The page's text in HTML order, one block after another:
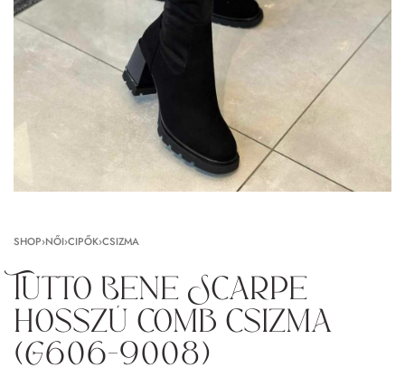
SHOP›NŐI›CIPŐK›CSIZMA
Tutto Bene Scarpe
hosszú comb csizma
(G606-9008)